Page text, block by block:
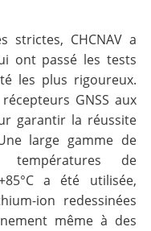
strictes, CHCNAV a
ont passé les tests
les plus rigoureux.
GNSS aux
garantir la réussite
large gamme de
températures de
a été utilisée,
ion redessinées
même à des